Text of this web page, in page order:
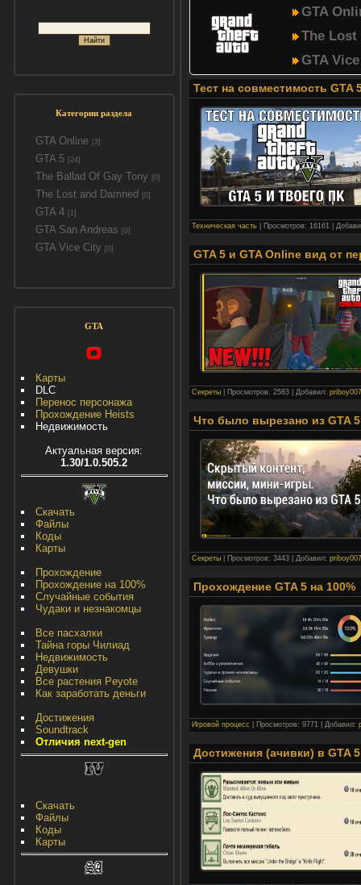
Категории раздела
GTA Online [3]
GTA 5 [24]
The Ballad Of Gay Tony [0]
The Lost and Damned [0]
GTA 4 [1]
GTA San Andreas [0]
GTA Vice City [0]
GTA
Карты
DLC
Перенос персонажа
Прохождение Heists
Недвижимость
Актуальная версия:
1.30/1.0.505.2
Скачать
Файлы
Коды
Карты
Прохождение
Прохождение на 100%
Случайные события
Чудаки и незнакомцы
Все пасхалки
Тайна горы Чилиад
Недвижимость
Девушки
Все растения Peyote
Как заработать деньги
Достижения
Soundtrack
Отличия next-gen
Скачать
Файлы
Коды
Карты
GTA
The Lost
GTA
Тест на совместимость GTA
Техническая часть| Просмотров: 16161
GTA 5 и GTA Online вид от
Секреты| Просмотров: 2583| Добавил: priboy007
Что было вырезано из GTA
Секреты| Просмотров: 3443| Добавил: priboy007
Прохождение GTA 5 на 100%
Игровой процесс Просмотров: 9771 Добавил:
Достижения (ачивки) в GTA 5